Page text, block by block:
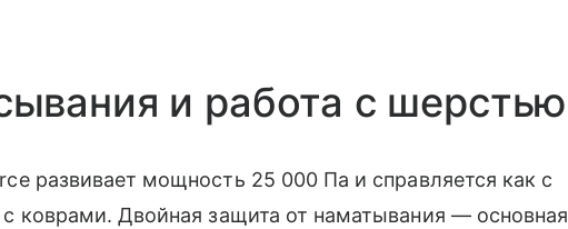
и работа с шерстью
развивает мощность 25 000 Па и справляется как с
коврами. Двойная защита от наматывания — основная